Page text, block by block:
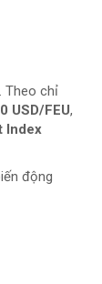
Theo chỉ
USD/FEU,
Index
động